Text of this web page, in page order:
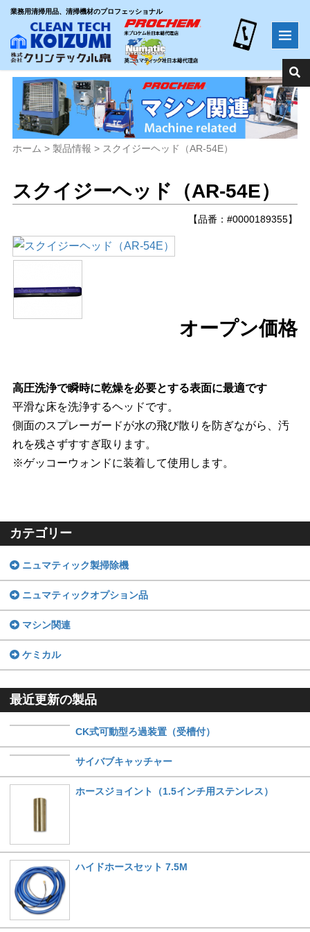
業務用清掃用品、清掃機材のプロフェッショナル
ホーム > 製品情報 > スクイジーヘッド（AR-54E）
スクイジーヘッド（AR-54E）
【品番：#0000189355】
オープン価格
高圧洗浄で瞬時に乾燥を必要とする表面に最適です
平滑な床を洗浄するヘッドです。
側面のスプレーガードが水の飛び散りを防ぎながら、汚
れを残さずすすぎ取ります。
※ゲッコーウォンドに装着して使用します。
カテゴリー
ニュマティック製掃除機
ニュマティックオプション品
マシン関連
ケミカル
最近更新の製品
CK式可動型ろ過装置（受槽付）
サイバブキャッチャー
ホースジョイント（1.5インチ用ステンレス）
ハイドホースセット 7.5M